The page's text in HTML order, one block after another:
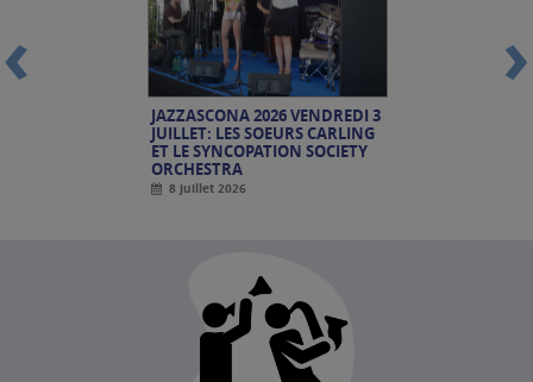
JAZZASCONA 2026 VENDREDI 3
JUILLET: LES SOEURS CARLING
ET LE SYNCOPATION SOCIETY
ORCHESTRA
8 juillet 2026
‹ ›